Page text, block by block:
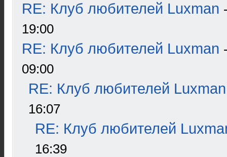
RE: Клуб любителей Luxman
19:00
RE: Клуб любителей Luxman
09:00
RE: Клуб любителей Luxman
16:07
RE: Клуб любителей
16:39